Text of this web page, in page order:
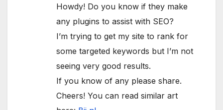
Howdy! Do you know if they make
any plugins to assist with SEO?
I’m trying to get my site to rank for
some targeted keywords but I’m not
seeing very good results.
If you know of any please share.
Cheers! You can read similar art